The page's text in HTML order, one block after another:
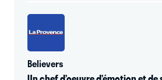
Believers